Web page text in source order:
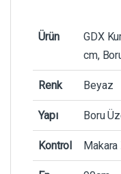
Ürün
GDX
cm,
Renk Beyaz
Yapı Boru
Kontrol